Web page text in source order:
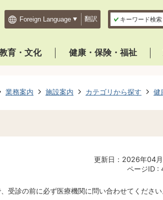
翻訳 キーワード検索
育・文化 健康・保険・福祉
業務案内 施設案内 カテゴリから探す 健
更新日：2026年04
ページID :
受診の前に必ず医療機関に問い合わせてください